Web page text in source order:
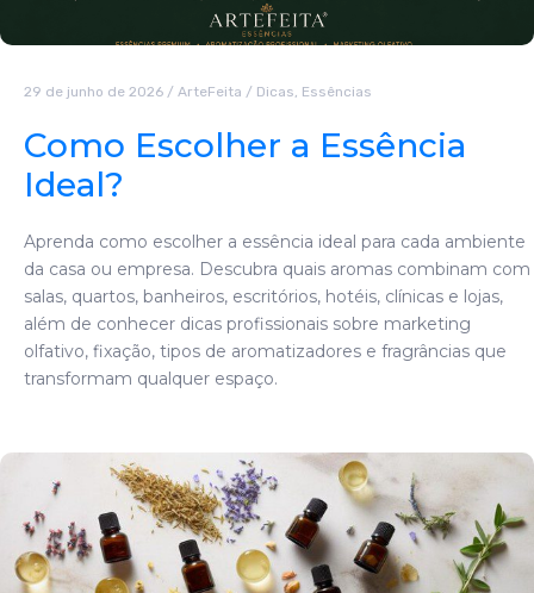
29 de junho de 2026 / ArteFeita / Dicas, Essências
Como Escolher a Essência
Ideal?
Aprenda como escolher a essência ideal para cada ambiente
da casa ou empresa. Descubra quais aromas combinam com
salas, quartos, banheiros, escritórios, hotéis, clínicas e lojas,
além de conhecer dicas profissionais sobre marketing
olfativo, fixação, tipos de aromatizadores e fragrâncias que
transformam qualquer espaço.